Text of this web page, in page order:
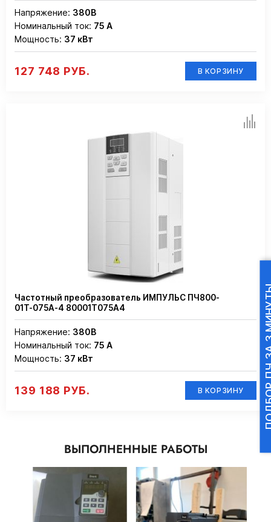
Напряжение: 380В
Номинальный ток: 75 А
Мощность: 37 кВт
127 748 РУБ. В КОРЗИНУ
Частотный преобразователь ИМПУЛЬС ПЧ800-
01Т-075А-4 80001Т075А4
Напряжение: 380В
Номинальный ток: 75 А
Мощность: 37 кВт
139 188 РУБ. В КОРЗИНУ
ВЫПОЛНЕННЫЕ РАБОТЫ